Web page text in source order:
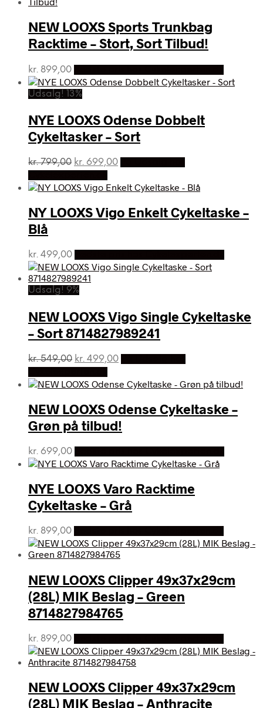
kr. 899,00.kr. 719,00.
NEW LOOXS Sports Trunkbag
Racktime – Stort, Sort Tilbud!
kr. 899,00
Udsalg! 13%
NYE LOOXS Odense Dobbelt
Cykeltasker – Sort
kr.799,00 Den
oprindelige
pris
kr. 799,00.
kr. 699,00Den
pris
kr. 699,00.
NY LOOXS Vigo Enkelt Cykeltaske –
Blå
kr. 499,00
Udsalg! 9%
NEW LOOXS Vigo Single Cykeltaske
– Sort 8714827989241
kr.549,00 Den
oprindelige
pris
kr. 549,00.
kr. 499,00Den
pris
kr. 499,00.
NEW LOOXS Odense Cykeltaske –
Grøn på tilbud!
kr. 699,00
NYE LOOXS Varo Racktime
Cykeltaske – Grå
kr. 899,00
NEW LOOXS Clipper 49x37x29cm
(28L) MIK Beslag – Green
8714827984765
kr. 899,00
NEW LOOXS Clipper 49x37x29cm
(28L) MIK Beslag – Anthracite